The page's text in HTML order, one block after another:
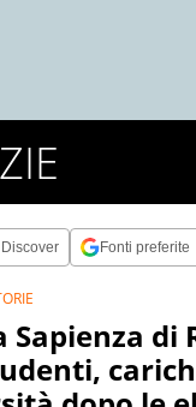
Fonti preferite
Sapienza di